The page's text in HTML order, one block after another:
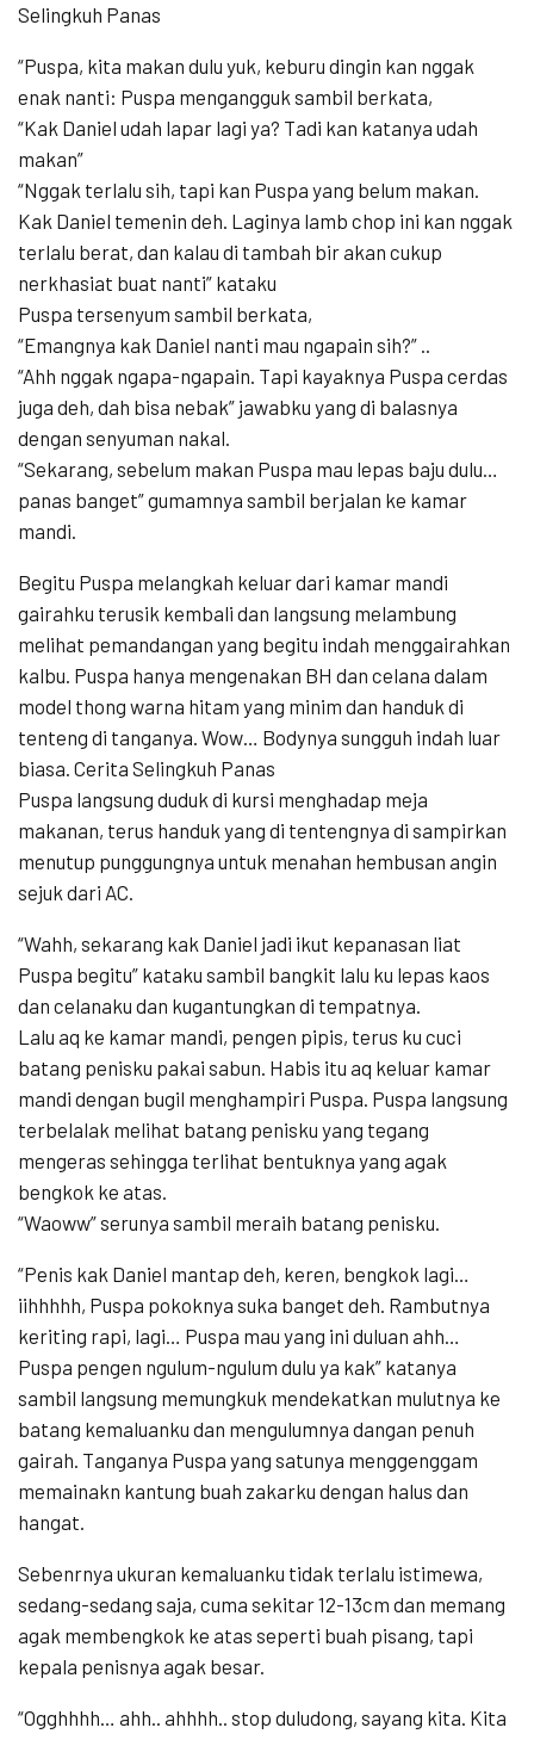
Selingkuh Panas
“Puspa, kita makan dulu yuk, keburu dingin kan nggak
enak nanti: Puspa mengangguk sambil berkata,
“Kak Daniel udah lapar lagi ya? Tadi kan katanya udah
makan”
“Nggak terlalu sih, tapi kan Puspa yang belum makan.
Kak Daniel temenin deh. Laginya lamb chop ini kan nggak
terlalu berat, dan kalau di tambah bir akan cukup
nerkhasiat buat nanti” kataku
Puspa tersenyum sambil berkata,
“Emangnya kak Daniel nanti mau ngapain sih?” ..
“Ahh nggak ngapa-ngapain. Tapi kayaknya Puspa cerdas
juga deh, dah bisa nebak” jawabku yang di balasnya
dengan senyuman nakal.
“Sekarang, sebelum makan Puspa mau lepas baju dulu…
panas banget” gumamnya sambil berjalan ke kamar
mandi.
Begitu Puspa melangkah keluar dari kamar mandi
gairahku terusik kembali dan langsung melambung
melihat pemandangan yang begitu indah menggairahkan
kalbu. Puspa hanya mengenakan BH dan celana dalam
model thong warna hitam yang minim dan handuk di
tenteng di tanganya. Wow… Bodynya sungguh indah luar
biasa. Cerita Selingkuh Panas
Puspa langsung duduk di kursi menghadap meja
makanan, terus handuk yang di tentengnya di sampirkan
menutup punggungnya untuk menahan hembusan angin
sejuk dari AC.
“Wahh, sekarang kak Daniel jadi ikut kepanasan liat
Puspa begitu” kataku sambil bangkit lalu ku lepas kaos
dan celanaku dan kugantungkan di tempatnya.
Lalu aq ke kamar mandi, pengen pipis, terus ku cuci
batang penisku pakai sabun. Habis itu aq keluar kamar
mandi dengan bugil menghampiri Puspa. Puspa langsung
terbelalak melihat batang penisku yang tegang
mengeras sehingga terlihat bentuknya yang agak
bengkok ke atas.
“Waoww” serunya sambil meraih batang penisku.
“Penis kak Daniel mantap deh, keren, bengkok lagi…
iihhhhh, Puspa pokoknya suka banget deh. Rambutnya
keriting rapi, lagi… Puspa mau yang ini duluan ahh…
Puspa pengen ngulum-ngulum dulu ya kak” katanya
sambil langsung memungkuk mendekatkan mulutnya ke
batang kemaluanku dan mengulumnya dangan penuh
gairah. Tanganya Puspa yang satunya menggenggam
memainakn kantung buah zakarku dengan halus dan
hangat.
Sebenrnya ukuran kemaluanku tidak terlalu istimewa,
sedang-sedang saja, cuma sekitar 12-13cm dan memang
agak membengkok ke atas seperti buah pisang, tapi
kepala penisnya agak besar.
“Ogghhhh… ahh.. ahhhh.. stop duludong, sayang kita. Kita